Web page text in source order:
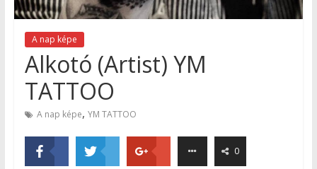
A nap képe
Alkotó (Artist) YM
TATTOO
A nap képe, YM TATTOO
0